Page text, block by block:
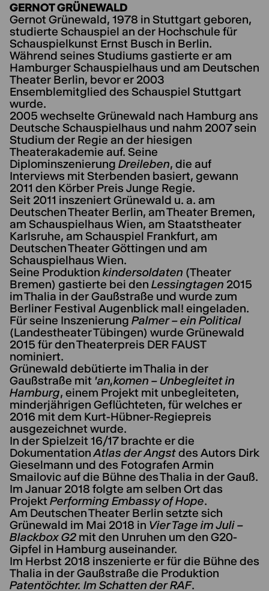
GERNOT GRÜNEWALD
Gernot Grünewald, 1978 in Stuttgart geboren,
studierte Schauspiel an der Hochschule für
Schauspielkunst Ernst Busch in Berlin.
Während seines Studiums gastierte er am
Hamburger Schauspielhaus und am Deutschen
Theater Berlin, bevor er 2003
Ensemblemitglied des Schauspiel Stuttgart
wurde.
2005 wechselte Grünewald nach Hamburg ans
Deutsche Schauspielhaus und nahm 2007 sein
Studium der Regie an der hiesigen
Theaterakademie auf. Seine
Diplominszenierung Dreileben, die auf
Interviews mit Sterbenden basiert, gewann
2011 den Körber Preis Junge Regie.
Seit 2011 inszeniert Grünewald u. a. am
Deutschen Theater Berlin, am Theater Bremen,
am Schauspielhaus Wien, am Staatstheater
Karlsruhe, am Schauspiel Frankfurt, am
Deutschen Theater Göttingen und am
Schauspielhaus Wien.
Seine Produktion kindersoldaten (Theater
Bremen) gastierte bei den Lessingtagen 2015
im Thalia in der Gaußstraße und wurde zum
Berliner Festival Augenblick mal! eingeladen.
Für seine Inszenierung Palmer – ein Political
(Landestheater Tübingen) wurde Grünewald
2015 für den Theaterpreis DER FAUST
nominiert.
Grünewald debütierte im Thalia in der
Gaußstraße mit 'an,komen – Unbegleitet in
Hamburg, einem Projekt mit unbegleiteten,
minderjährigen Geflüchteten, für welches er
2016 mit dem Kurt-Hübner-Regiepreis
ausgezeichnet wurde.
In der Spielzeit 16/17 brachte er die
DokumentationAtlas der Angstdes Autors Dirk
Gieselmann und des Fotografen Armin
Smailovic auf die Bühne des Thalia in der Gauß.
Im Januar 2018 folgte am selben Ort das
ProjektPerforming Embassy of Hope.
Am Deutschen Theater Berlin setzte sich
Grünewald im Mai 2018 in Vier Tage im Juli –
Blackbox G2 mit den Unruhen um den G20-
Gipfel in Hamburg auseinander.
Im Herbst 2018 inszenierte er für die Bühne des
Thalia in der Gaußstraße die Produktion
Patentöchter. Im Schatten der RAF.